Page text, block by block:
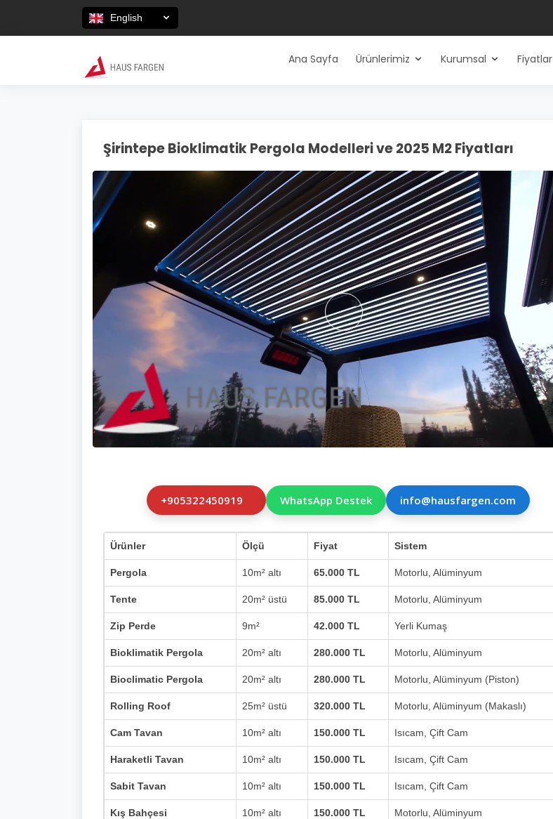
English
Ana Sayfa Ürünlerimiz Kurumsal Fiyatlar
Şirintepe Bioklimatik Pergola Modelleri ve 2025 M2 Fiyatları
+905322450919 WhatsApp Destek info@hausfargen.com
Ürünler Ölçü Fiyat Sistem
Pergola 10m² altı 65.000 TL Motorlu, Alüminyum
Tente 20m² üstü 85.000 TL Motorlu, Alüminyum
Zip Perde 9m² 42.000 TL Yerli Kumaş
Bioklimatik Pergola 20m² altı 280.000 TL Motorlu, Alüminyum
Bioclimatic Pergola 20m² altı 280.000 TL Motorlu, Alüminyum (Piston)
Rolling Roof 25m² üstü 320.000 TL Motorlu, Alüminyum (Makaslı)
Cam Tavan 10m² altı 150.000 TL Isıcam, Çift Cam
Haraketli Tavan 10m² altı 150.000 TL Isıcam, Çift Cam
Sabit Tavan 10m² altı 150.000 TL Isıcam, Çift Cam
Kış Bahçesi 10m² altı 150.000 TL Motorlu, Alüminyum